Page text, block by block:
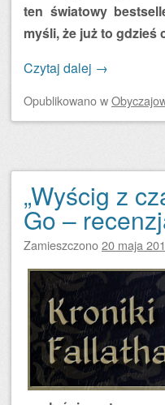
ten światowy
myśli, że już to gdzieś
Czytaj dalej →
Opublikowanow
„Wyścig z
Go –
Zamieszczono20 maja